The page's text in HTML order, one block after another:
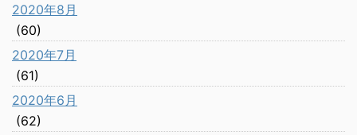
2020年8月
(60)
2020年7月
(61)
2020年6月
(62)